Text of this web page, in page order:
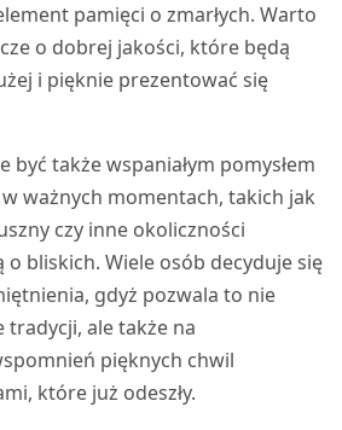
pamięci o zmarłych. Warto
o dobrej jakości, które będą
i pięknie prezentować się
być także wspaniałym pomysłem
ważnych momentach, takich jak
czy inne okoliczności
o bliskich. Wiele osób decyduje się
gdyż pozwala to nie
ale także na
pięknych chwil
które już odeszły.